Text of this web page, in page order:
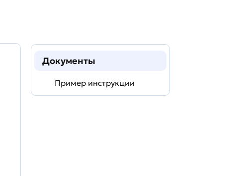
Документы
Пример инструкции